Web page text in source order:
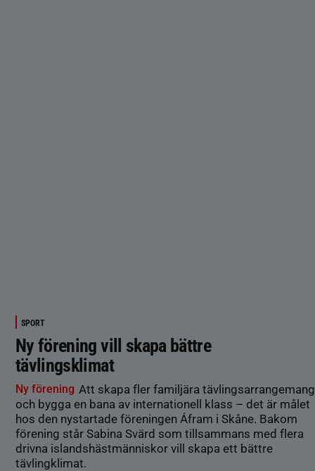
SPORT
Ny förening vill skapa bättre
tävlingsklimat
Ny förening Att skapa fler familjära tävlingsarrangemang
och bygga en bana av internationell klass – det är målet
hos den nystartade föreningen Áfram i Skåne. Bakom
förening står Sabina Svärd som tillsammans med flera
drivna islandshästmänniskor vill skapa ett bättre
tävlingklimat.